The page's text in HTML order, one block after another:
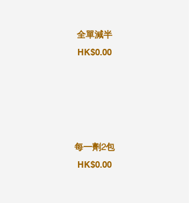
全單減半
HK$0.00
每一劑2包
HK$0.00